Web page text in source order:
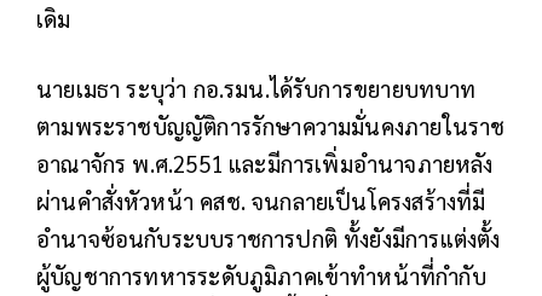
เดิม
นายเมธา ระบุว่า กอ.รมน.ได้รับการขยายบทบาท
ตามพระราชบัญญัติการรักษาความมั่นคงภายในราช
อาณาจักร พ.ศ.2551 และมีการเพิ่มอำนาจภายหลัง
ผ่านคำสั่งหัวหน้า คสช. จนกลายเป็นโครงสร้างที่มี
อำนาจซ้อนกับระบบราชการปกติ ทั้งยังมีการแต่งตั้ง
ผู้บัญชาการทหารระดับภูมิภาคเข้าทำหน้าที่กำกับ